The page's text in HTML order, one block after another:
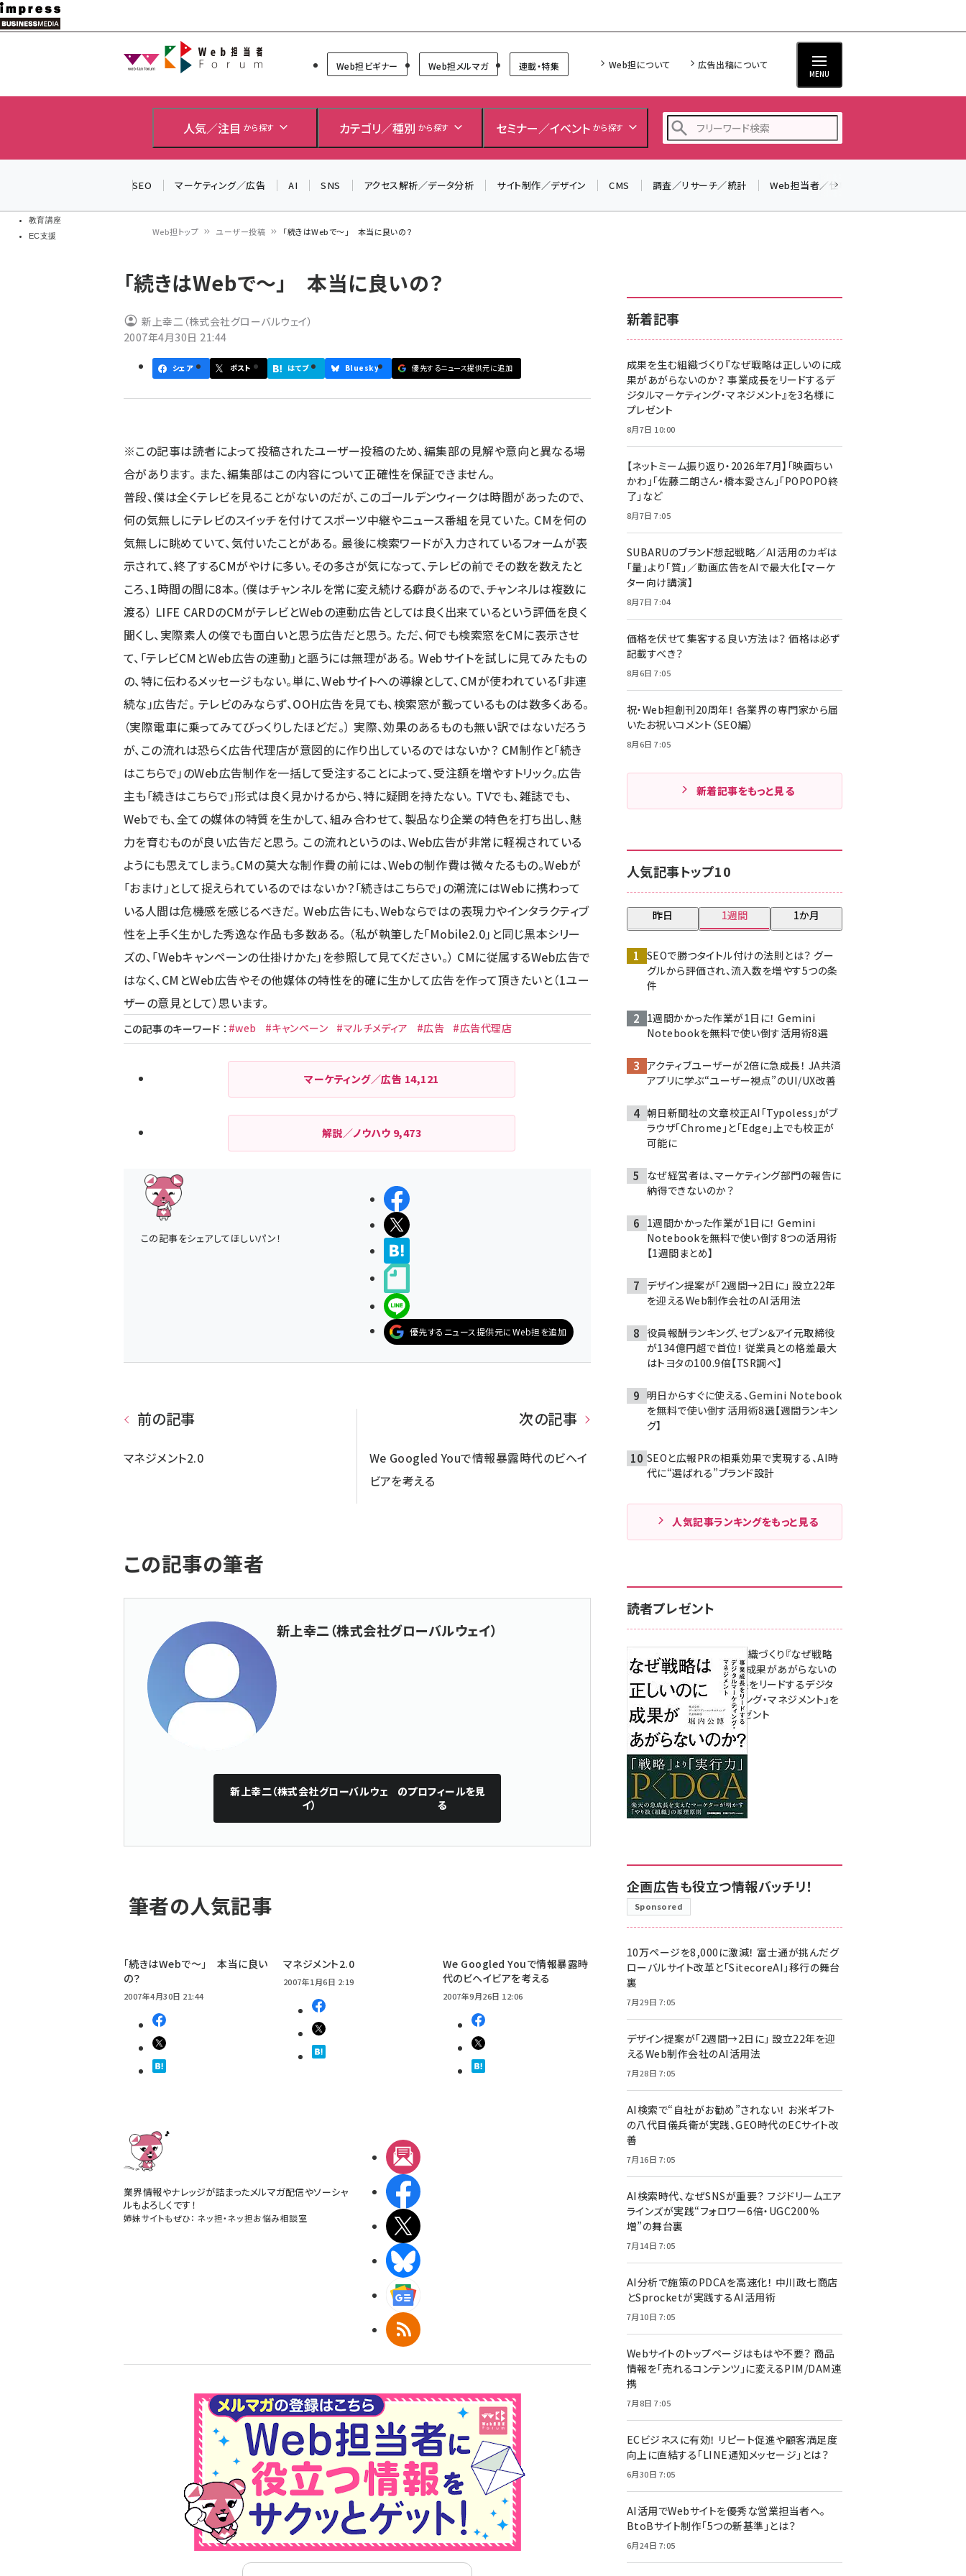
メ
イ
教育講座
EC支援
Web担当者Forum
Web担ビギナー Web担メルマガ 連載・特集 Web担について 広告出稿について
MENU
人気／注目 から探す カテゴリ／種別 から探す セミナー／イベント から探す
z世代 (1629)
meo (1281)
llmo (1167)
SEO マーケティング／広告 AI SNS アクセス解析／データ分析 サイト制作／デザイン CMS 調査／リサーチ／統計 Web担当者／仕事
ン
く
ず
Web担トップ ユーザー投稿 「続きはWebで～」 本当に良いの？
「続きはWebで～」 本当に良いの？
新上幸二（株式会社グローバルウェイ）
2007年4月30日 21:44
シェア ポスト はてブ Bluesky 優先するニュース提供元に追加
※この記事は読者によって投稿されたユーザー投稿のため、編集部の見解や意向と異なる場
合があります。 また、編集部はこの内容について正確性を保証できません。
普段、僕は全くテレビを見ることがないのだが、このゴールデンウィークは時間があったので、
何の気無しにテレビのスイッチを付けてスポーツ中継やニュース番組を見ていた。 CMを何の
気無しに眺めていて、気付いたことがある。 最後に検索ワードが入力されているフォームが表
示されて、終了するCMがやけに多い。その多さが気になって、テレビの前でその数を数えたと
ころ、1時間の間に8本。（僕はチャンネルを常に変え続ける癖があるので、チャンネルは複数に
渡る） LIFE CARDのCMがテレビとWebの連動広告としては良く出来ているという評価を良く
聞くし、実際素人の僕でも面白いと思う広告だと思う。 ただ、何でも検索窓をCMに表示させ
て、「テレビCMとWeb広告の連動」と謳うには無理がある。 Webサイトを試しに見てみたもの
の、特に伝わるメッセージもない。単に、Webサイトへの導線として、CMが使われている「非連
続な」広告だ。 テレビのみならず、OOH広告を見ても、検索窓が載っているものは数多くある。
（実際電車に乗ってみてびっくりしたほどだ。） 実際、効果のあるものも無い訳ではないだろう
が、この流れは恐らく広告代理店が意図的に作り出しているのではないか？ CM制作と「続き
はこちらで」のWeb広告制作を一括して受注することによって、受注額を増やすトリック。広告
主も「続きはこちらで」形式は良く見かけるから、特に疑問を持たない。 TVでも、雑誌でも、
Webでも、全ての媒体の特質を生かして、組み合わせて、製品なり企業の特色を打ち出し、魅
力を育むものが良い広告だと思う。 この流れというのは、Web広告が非常に軽視されている
ようにも思えてしまう。CMの莫大な制作費の前には、Webの制作費は微々たるもの。Webが
「おまけ」として捉えられているのではないか？「続きはこちらで」の潮流にはWebに携わって
いる人間は危機感を感じるべきだ。 Web広告にも、Webならではの表現力やインタラクティブ
性を上手く生かした秀逸な作品も多数ある。 （私が執筆した「Mobile2.0」と同じ黒本シリー
ズの、「Webキャンペーンの仕掛けかた」 を参照して見てください。） CMに従属するWeb広告で
はなく、CMとWeb広告やその他媒体の特性を的確に生かして広告を作って頂きたいと（1ユー
ザーの意見として）思います。
この記事のキーワード ： #web #キャンペーン #マルチメディア #広告 #広告代理店
マーケティング／広告 14,121
解説／ノウハウ 9,473
この記事をシェアしてほしいパン！
シェアする
ポストする
LINEで送る
優先するニュース提供元にWeb担を追加
前の記事
マネジメント2.0
次の記事
We Googled Youで情報暴露時代のビヘイ
ビアを考える
この記事の筆者
新上幸二（株式会社グローバルウェイ）
新上幸二（株式会社グローバルウェ
イ）
のプロフィールを見
る
筆者の人気記事
「続きはWebで～」 本当に良い
の？
2007年4月30日 21:44
マネジメント2.0
2007年1月6日 2:19
We Googled Youで情報暴露時
代のビヘイビアを考える
2007年9月26日 12:06
業界情報やナレッジが詰まったメルマガ配信やソーシャ
ルもよろしくです！
姉妹サイトもぜひ： ネッ担・ネッ担お悩み相談室
RSS
新着記事
成果を生む組織づくり『なぜ戦略は正しいのに成
果があがらないのか？ 事業成長をリードするデ
ジタルマーケティング・マネジメント』を3名様に
プレゼント
8月7日 10:00
【ネットミーム振り返り・2026年7月】「映画ちい
かわ」「佐藤二朗さん・橋本愛さん」「POPOPO終
了」など
8月7日 7:05
SUBARUのブランド想起戦略／AI活用のカギは
「量」より「質」／動画広告をAIで最大化【マーケ
ター向け講演】
8月7日 7:04
価格を伏せて集客する良い方法は？ 価格は必ず
記載すべき？
8月6日 7:05
祝・Web担創刊20周年！ 各業界の専門家から届
いたお祝いコメント（SEO編）
8月6日 7:05
新着記事をもっと見る
人気記事トップ10
昨日 1週間 1か月
SEOで勝つタイトル付けの法則とは？ グー
グルから評価され、流入数を増やす5つの条
件
1週間かかった作業が1日に！ Gemini
Notebookを無料で使い倒す活用術8選
アクティブユーザーが2倍に急成長！ JA共済
アプリに学ぶ“ユーザー視点”のUI/UX改善
朝日新聞社の文章校正AI「Typoless」がブ
ラウザ「Chrome」と「Edge」上でも校正が
可能に
なぜ経営者は、マーケティング部門の報告に
納得できないのか？
1週間かかった作業が1日に！ Gemini
Notebookを無料で使い倒す8つの活用術
【1週間まとめ】
デザイン提案が「2週間→2日に」 設立22年
を迎えるWeb制作会社のAI活用法
役員報酬ランキング、セブン＆アイ元取締役
が134億円超で首位！ 従業員との格差最大
はトヨタの100.9倍【TSR調べ】
明日からすぐに使える、Gemini Notebook
を無料で使い倒す活用術8選【週間ランキン
グ】
SEOと広報PRの相乗効果で実現する、AI時
代に“選ばれる”ブランド設計
人気記事ランキングをもっと見る
読者プレゼント
成果を生む組織づくり『なぜ戦略
は正しいのに成果があがらないの
か？ 事業成長をリードするデジタ
ルマーケティング・マネジメント』を
3名様にプレゼント
8月7日 10:00
企画広告も役立つ情報バッチリ！
Sponsored
10万ページを8,000に激減！ 富士通が挑んだグ
ローバルサイト改革と「SitecoreAI」移行の舞台
裏
7月29日 7:05
デザイン提案が「2週間→2日に」 設立22年を迎
えるWeb制作会社のAI活用法
7月28日 7:05
AI検索で“自社がお勧め”されない！ お米ギフト
の八代目儀兵衛が実践、GEO時代のECサイト改
善
7月16日 7:05
AI検索時代、なぜSNSが重要？ フジドリームエア
ラインズが実践“フォロワー6倍・UGC200％
増”の舞台裏
7月14日 7:05
AI分析で施策のPDCAを高速化！ 中川政七商店
とSprocketが実践するAI活用術
7月10日 7:05
Webサイトのトップページはもはや不要？ 商品
情報を「売れるコンテンツ」に変えるPIM/DAM連
携
7月8日 7:05
ECビジネスに有効！ リピート促進や顧客満足度
向上に直結する「LINE通知メッセージ」とは？
6月30日 7:05
AI活用でWebサイトを優秀な営業担当者へ。
BtoBサイト制作「5つの新基準」とは？
6月24日 7:05
＼ 8月27日開催、申し込み受付中！ ／
生成AIをマーケティング等に活用するための考え方を学べ
るセミナーイベント「生成AI × マーケティング フォーラム
2026」開催！
▼申し込みはこちらから▼